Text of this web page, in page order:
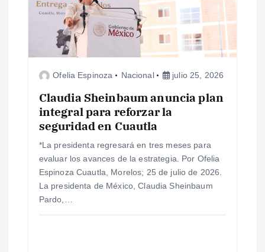
Ofelia Espinoza Nacional julio 25, 2026
Claudia Sheinbaum anuncia plan
integral para reforzar la
seguridad en Cuautla
*La presidenta regresará en tres meses para
evaluar los avances de la estrategia. Por Ofelia
Espinoza Cuautla, Morelos; 25 de julio de 2026.
La presidenta de México, Claudia Sheinbaum
Pardo,…